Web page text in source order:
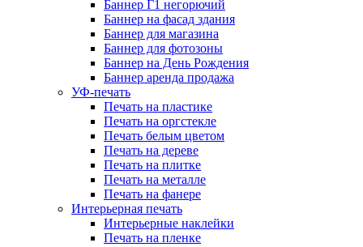
Баннер Г1 негорючий
Баннер на фасад здания
Баннер для магазина
Баннер для фотозоны
Баннер на День Рождения
Баннер аренда продажа
УФ-печать
Печать на пластике
Печать на оргстекле
Печать белым цветом
Печать на дереве
Печать на плитке
Печать на металле
Печать на фанере
Интерьерная печать
Интерьерные наклейки
Печать на пленке